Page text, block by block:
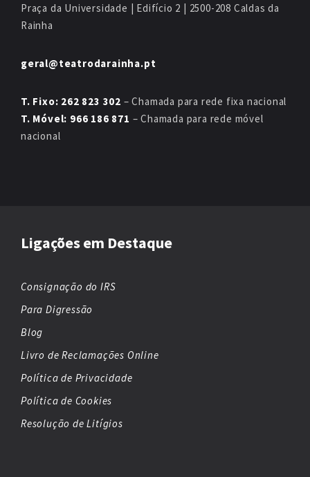
Praça da Universidade | Edifício 2 | 2500-208 Caldas da
Rainha
geral@teatrodarainha.pt
T. Fixo: 262 823 302 – Chamada para rede fixa nacional
T. Móvel: 966 186 871 – Chamada para rede móvel
nacional
Ligações em Destaque
Consignação do IRS
Para Digressão
Blog
Livro de Reclamações Online
Política de Privacidade
Política de Cookies
Resolução de Litígios